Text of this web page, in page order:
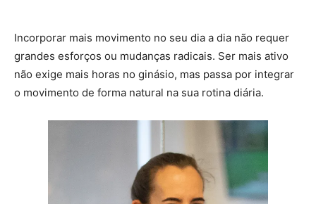
Incorporar mais movimento no seu dia a dia não requer
grandes esforços ou mudanças radicais. Ser mais ativo
não exige mais horas no ginásio, mas passa por integrar
o movimento de forma natural na sua rotina diária.